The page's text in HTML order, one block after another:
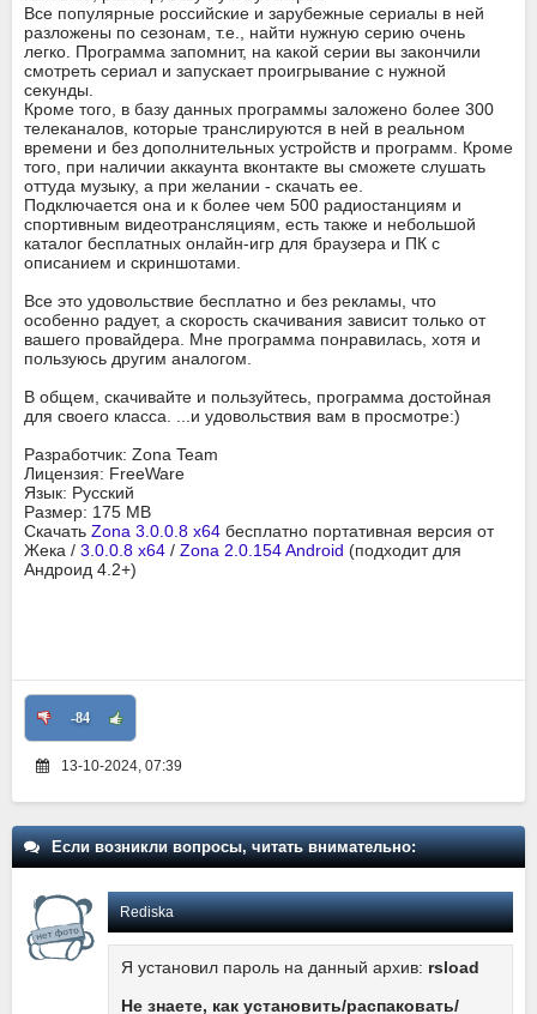
Все популярные российские и зарубежные сериалы в ней
разложены по сезонам, т.е., найти нужную серию очень
легко. Программа запомнит, на какой серии вы закончили
смотреть сериал и запускает проигрывание с нужной
секунды.
Кроме того, в базу данных программы заложено более 300
телеканалов, которые транслируются в ней в реальном
времени и без дополнительных устройств и программ. Кроме
того, при наличии аккаунта вконтакте вы сможете слушать
оттуда музыку, а при желании - скачать ее.
Подключается она и к более чем 500 радиостанциям и
спортивным видеотрансляциям, есть также и небольшой
каталог бесплатных онлайн-игр для браузера и ПК с
описанием и скриншотами.
Все это удовольствие бесплатно и без рекламы, что
особенно радует, а скорость скачивания зависит только от
вашего провайдера. Мне программа понравилась, хотя и
пользуюсь другим аналогом.
В общем, скачивайте и пользуйтесь, программа достойная
для своего класса. ...и удовольствия вам в просмотре:)
Разработчик: Zona Team
Лицензия: FreeWare
Язык: Русский
Размер: 175 MB
Скачать Zona 3.0.0.8 x64 бесплатно портативная версия от
Жека / 3.0.0.8 x64 / Zona 2.0.154 Android (подходит для
Андроид 4.2+)
-84
13-10-2024, 07:39
Если возникли вопросы, читать внимательно:
Rediska
Я установил пароль на данный архив: rsload
Не знаете, как установить/распаковать/